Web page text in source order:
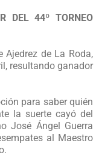
DEL 44º TORNEO
Ajedrez de La Roda,
resultando ganador
para saber quién
la suerte cayó del
José Ángel Guerra
al Maestro